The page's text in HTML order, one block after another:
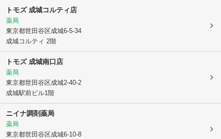
トモズ 成城コルティ店
薬局
東京都世田谷区成城6-5-34
成城コルティ 2階
トモズ 成城南口店
薬局
東京都世田谷区成城2-40-2
成城駅前ビル1階
ニイナ調剤薬局
薬局
東京都世田谷区成城6-10-8